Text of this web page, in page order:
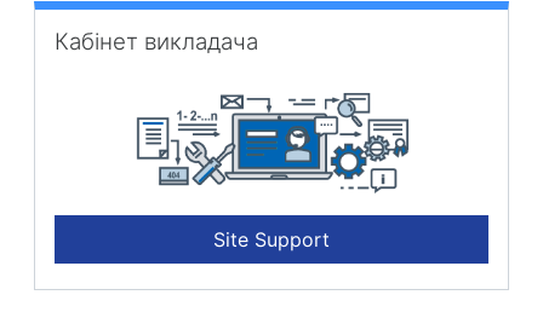
Кабінет викладача überspringen
Кабінет викладача
Site Support